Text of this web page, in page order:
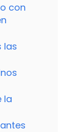
con
las
la